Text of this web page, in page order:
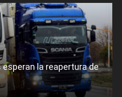
la reapertura de